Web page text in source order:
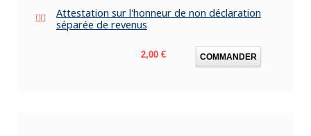
Attestation sur l'honneur de non déclaration
séparée de revenus
Prix
2,00 € COMMANDER